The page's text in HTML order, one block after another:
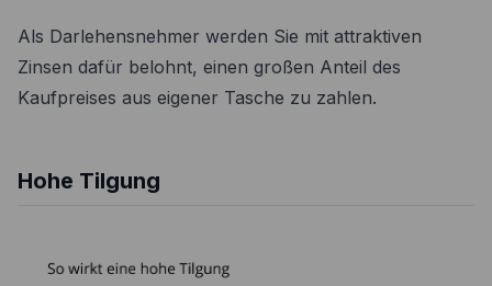
Als Darlehensnehmer werden Sie mit attraktiven
Zinsen dafür belohnt, einen großen Anteil des
Kaufpreises aus eigener Tasche zu zahlen.
Hohe Tilgung